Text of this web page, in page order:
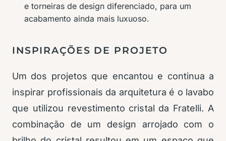
e torneiras de design diferenciado, para um
acabamento ainda mais luxuoso.
INSPIRAÇÕES DE PROJETO
Um dos projetos que encantou e continua a
inspirar profissionais da arquitetura é o lavabo
que utilizou revestimento cristal da Fratelli. A
combinação de um design arrojado com o